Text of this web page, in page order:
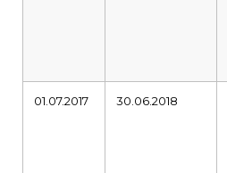
01.07.2017 30.06.2018